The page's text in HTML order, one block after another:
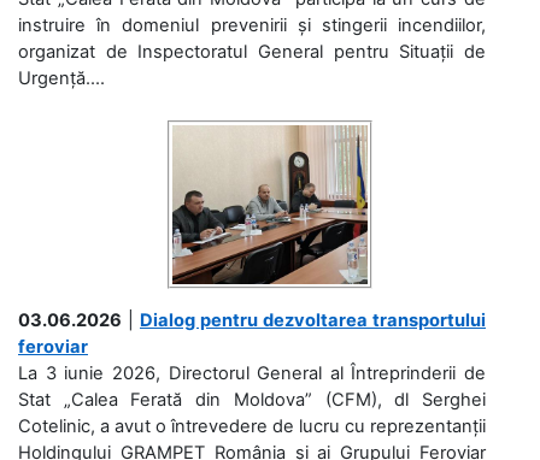
instruire în domeniul prevenirii și stingerii incendiilor,
organizat de Inspectoratul General pentru Situații de
Urgență....
03.06.2026
Dialog pentru dezvoltarea transportului
feroviar
La 3 iunie 2026, Directorul General al Întreprinderii de
Stat „Calea Ferată din Moldova” (CFM), dl Serghei
Cotelinic, a avut o întrevedere de lucru cu reprezentanții
Holdingului GRAMPET România și ai Grupului Feroviar